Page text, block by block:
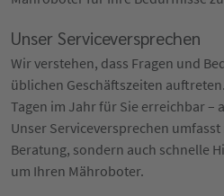
Unser Serviceversprechen
Wir verstehen, dass Fragen und
üblichen Geschäftszeiten
Tagen im Jahr für Sie erreichbar –
Unser Serviceversprechen
Beratung, sondern auch schnelle
um Ihren Mähroboter.